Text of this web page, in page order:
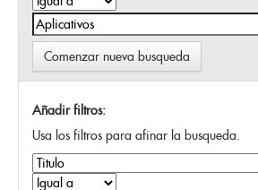
Comenzar nueva busqueda
Añadir filtros:
Usa los filtros para afinar la busqueda.